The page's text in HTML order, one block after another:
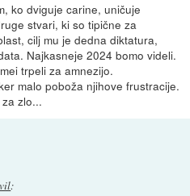
ko dviguje carine, uničuje
stvari, ki so tipične za
cilj mu je dedna diktatura,
Najkasneje 2024 bomo videli.
trpeli za amnezijo.
malo poboža njihove frustracije.
zlo...
: